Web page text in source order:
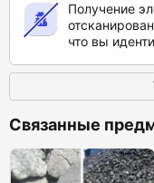
Получение
что вы
Связанные